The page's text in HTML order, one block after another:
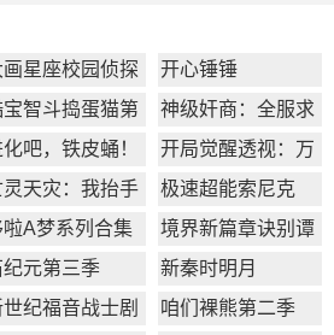
画星座校园侦探
季
开心锤锤
宝智斗捣蛋猫第
神级奸商：全服求
我别薅了
吧，铁皮蛹！
开局觉醒透视：万
物皆透,我即无敌
灵天灾：我抬手
万骨海
极速超能索尼克
啦A梦系列合集
境界新篇章诀别谭
篇
纪元第三季
新秦时明月
纪福音战士剧
咱们裸熊第二季